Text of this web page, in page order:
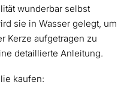
wunderbar selbst
sie in Wasser gelegt, um
Kerze aufgetragen zu
detaillierte Anleitung.
kaufen: